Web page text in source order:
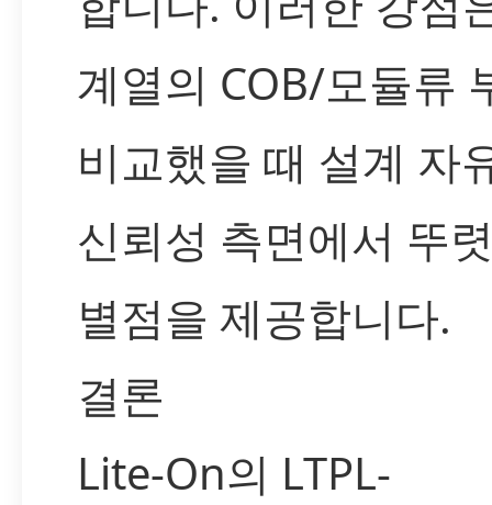
계열의 COB/모듈류
비교했을 때 설계 자
신뢰성 측면에서 뚜
별점을 제공합니다.
결론
Lite-On의 LTPL-